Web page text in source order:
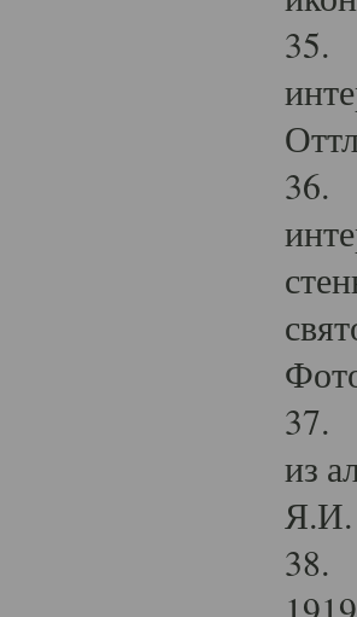
35.
36.
37.
из
Я.И.
38.